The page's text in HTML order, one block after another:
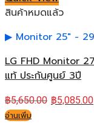
สินค้าหมดแล้ว
Monitor 25" -
LG FHD Monitor
แท้ ประกันศูนย์ 3ปี
฿5,650.00 ฿5,085.00
อ่านเพิ่ม